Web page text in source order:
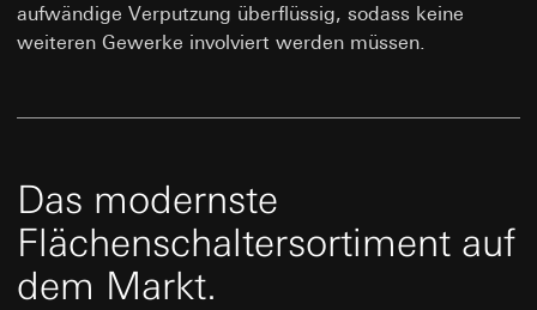
aufwändige Verputzung überflüssig, sodass keine
weiteren Gewerke involviert werden müssen.
Das modernste
Flächenschaltersortiment auf
dem Markt.